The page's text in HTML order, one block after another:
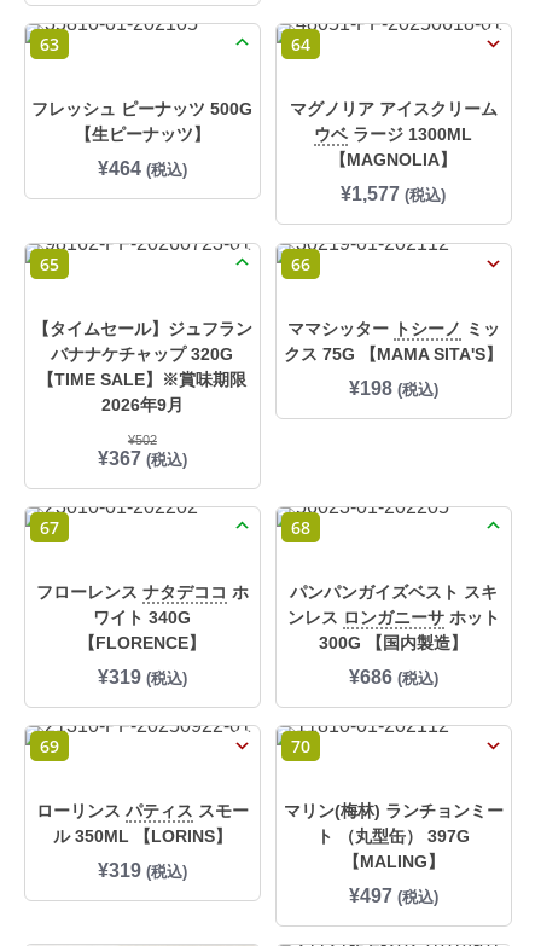
63
フレッシュ ピーナッツ 500G
【生ピーナッツ】
¥464 (税込)
64
マグノリア アイスクリーム
ウベ ラージ 1300ML
【MAGNOLIA】
¥1,577 (税込)
65
【タイムセール】ジュフラン
バナナケチャップ 320G
【TIME SALE】※賞味期限
2026年9月
¥502
元
価
格
0
2
で
し
た
。
¥367現
の
価
3
6
で
す
。
(税込)
66
ママシッター トシーノ ミッ
クス 75G 【MAMA SITA'S】
¥198 (税込)
67
フローレンス ナタデココ ホ
ワイト 340G
【FLORENCE】
¥319 (税込)
68
パンパンガイズベスト スキ
ンレス ロンガニーサホット
300G 【国内製造】
¥686 (税込)
69
ローリンス パティス スモー
ル 350ML 【LORINS】
¥319 (税込)
70
マリン(梅林) ランチョンミー
ト （丸型缶） 397G
【MALING】
¥497 (税込)